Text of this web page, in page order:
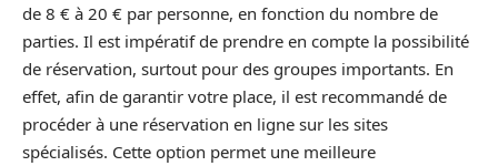
de 8 € à 20 € par personne, en fonction du nombre de
parties. Il est impératif de prendre en compte la possibilité
de réservation, surtout pour des groupes importants. En
effet, afin de garantir votre place, il est recommandé de
procéder à une réservation en ligne sur les sites
spécialisés. Cette option permet une meilleure